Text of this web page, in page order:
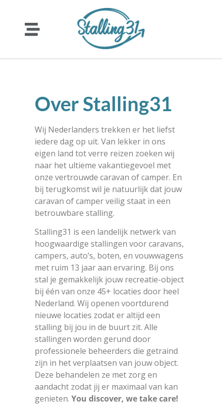
Over Stalling31
Wij Nederlanders trekken er het liefst
iedere dag op uit. Van lekker in ons
eigen land tot verre reizen zoeken wij
naar het ultieme vakantiegevoel met
onze vertrouwde caravan of camper. En
bij terugkomst wil je natuurlijk dat jouw
caravan of camper veilig staat in een
betrouwbare stalling.
Stalling31 is een landelijk netwerk van
hoogwaardige stallingen voor caravans,
campers, auto’s, boten, en vouwwagens
met ruim 13 jaar aan ervaring. Bij ons
stal je gemakkelijk jouw recreatie-object
bij één van onze 45+ locaties door heel
Nederland. Wij openen voortdurend
nieuwe locaties zodat er altijd een
stalling bij jou in de buurt zit. Alle
stallingen worden gerund door
professionele beheerders die getraind
zijn in het verplaatsen van jouw object.
Deze behandelen ze met zorg en
aandacht zodat jij er maximaal van kan
genieten. You discover, we take care!